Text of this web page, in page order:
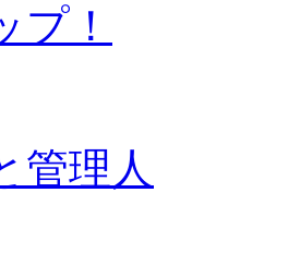
プ！
管理人